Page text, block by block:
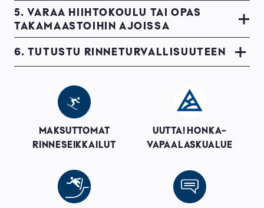
5. VARAA HIIHTOKOULU TAI OPAS
TAKAMAASTOIHIN AJOISSA
6. TUTUSTU RINNETURVALLISUUTEEN
Image
MAKSUTTOMAT
RINNESEIKKAILUT
Image
UUTTA! HONKA-
VAPAALASKUALUE
Image Image